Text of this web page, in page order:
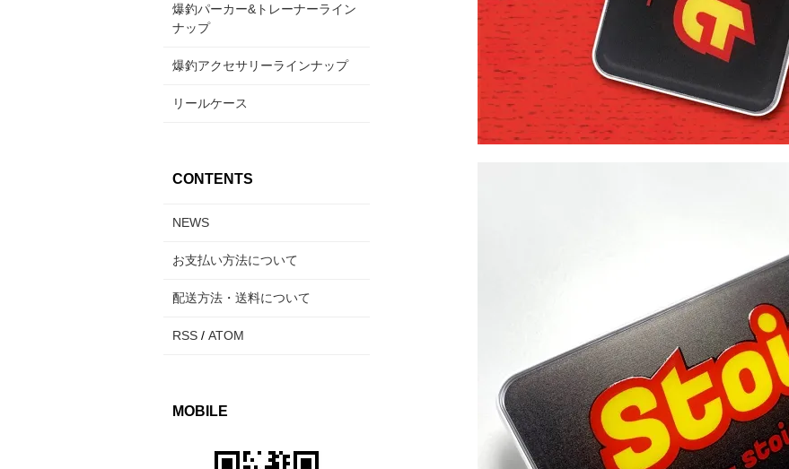
爆釣パーカー&トレーナーライン
ナップ
爆釣アクセサリーラインナップ
リールケース
CONTENTS
NEWS
お支払い方法について
配送方法・送料について
RSS / ATOM
MOBILE